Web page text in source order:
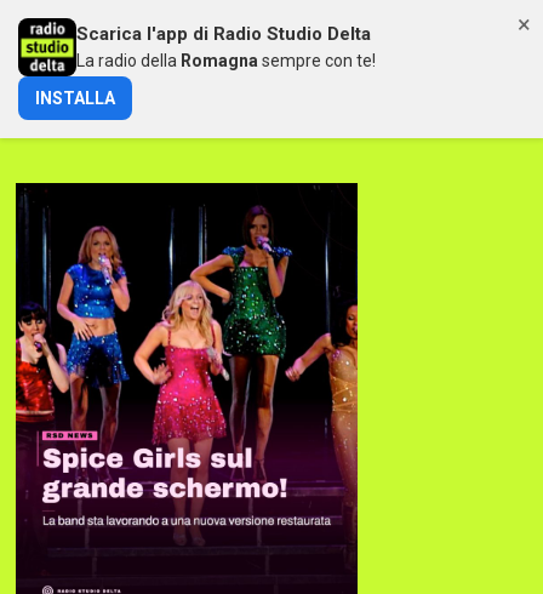
LE SPICE GIRLS SI RIPRENDONO SPICE WORLD
×
Scarica l'app di Radio Studio Delta
La radio della Romagna sempre con te!
INSTALLA